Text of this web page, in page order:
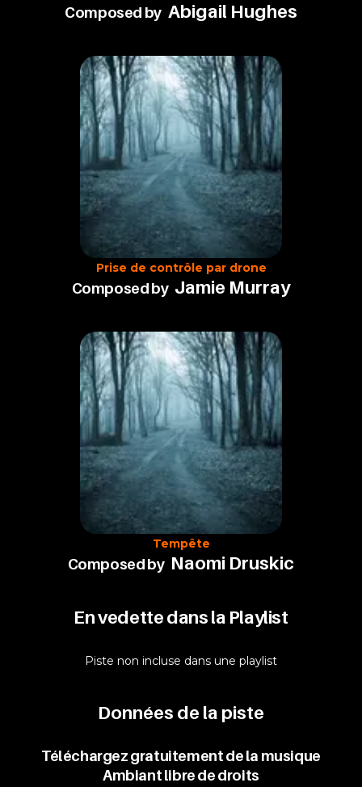
Composed by Abigail Hughes
Prise de contrôle par drone
Composed by Jamie Murray
Tempête
Composed by Naomi Druskic
En vedette dans la Playlist
Piste non incluse dans une playlist
Données de la piste
Téléchargez gratuitement de la musique
Ambiant libre de droits